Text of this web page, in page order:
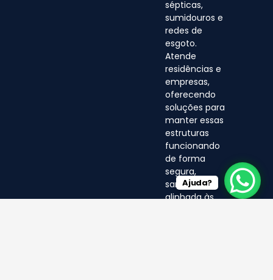
sépticas,
sumidouros e
redes de
esgoto.
Atende
residências e
empresas,
oferecendo
soluções para
manter essas
estruturas
funcionando
de forma
segura,
sanitária e
alinhada às
Ajuda?